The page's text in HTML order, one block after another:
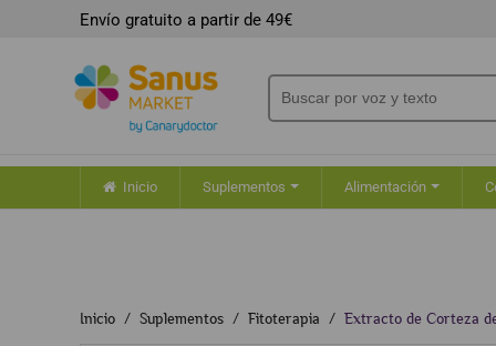
Envío gratuito a partir de 49€
Inicio Suplementos Alimentación
Inicio Suplementos Fitoterapia Extracto de Corteza